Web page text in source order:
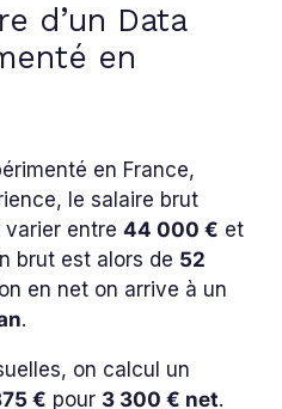
d’un Data
en
en France,
le salaire brut
entre 44 000 € et
brut est alors de 52
en net on arrive à un
.
on calcul un
€ pour 3 300 € net.